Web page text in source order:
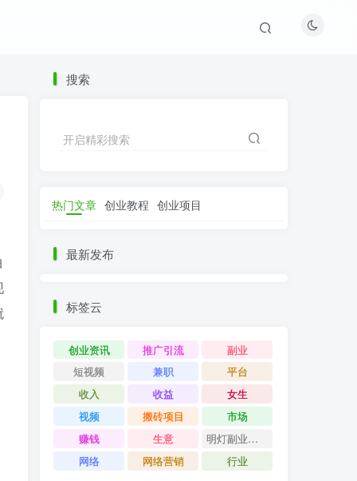
搜索
开启精彩搜索
热门文章 创业教程 创业项目
最新发布
标签云
创业资讯 推广引流
副业
短视频
兼职
平台
收入
收益
女生
视频
搬砖项目
市场
赚钱
生意
明灯副业千计
网络
网络营销 行业